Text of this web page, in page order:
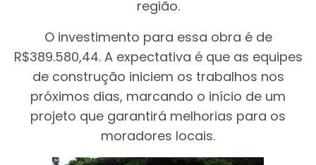
região.
O investimento para essa obra é de
R$389.580,44. A expectativa é que as equipes
de construção iniciem os trabalhos nos
próximos dias, marcando o início de um
projeto que garantirá melhorias para os
moradores locais.